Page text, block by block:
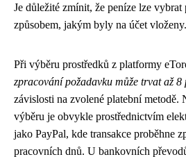
Je důležité zmínit, že peníze lze vybrat
způsobem, jakým byly na účet vloženy.
Při výběru prostředků z platformy
zpracování požadavku může trvat až
závislosti na zvolené platební metodě.
výběru je obvykle prostřednictvím
jako PayPal, kde transakce proběhne
pracovních dnů. U bankovních